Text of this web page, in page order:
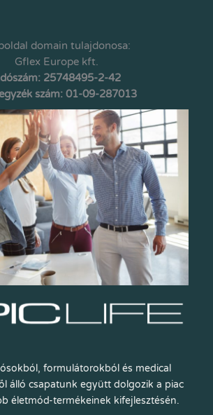
domain tulajdonosa:
Gflex Europe kft.
25748495-2-42
szám: 01-09-287013
formulátorokból és medical
álló csapatunk együtt dolgozik a piac
életmód-termékeinek kifejlesztésén.